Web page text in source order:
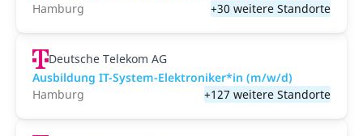
Hamburg
+30 weitere Standorte
Deutsche Telekom AG
Ausbildung IT-System-Elektroniker*in (m/w/d)
Hamburg
+127 weitere Standorte